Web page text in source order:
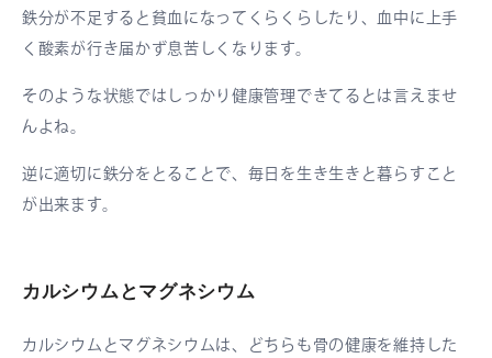
鉄分が不足すると貧血になってくらくらしたり、血中に上手
く酸素が行き届かず息苦しくなります。
そのような状態ではしっかり健康管理できてるとは言えませ
んよね。
逆に適切に鉄分をとることで、毎日を生き生きと暮らすこと
が出来ます。
カルシウムとマグネシウム
カルシウムとマグネシウムは、どちらも骨の健康を維持した